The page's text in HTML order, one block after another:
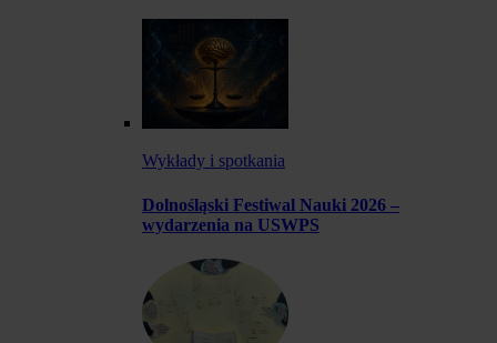
Wykłady i spotkania
Dolnośląski Festiwal Nauki 2026 –
wydarzenia na USWPS